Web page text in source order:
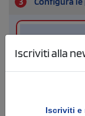
Iscriviti alla
Iscriviti e